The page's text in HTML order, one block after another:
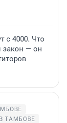
с 4000. Что
закон — он
ТАМБОВЕ